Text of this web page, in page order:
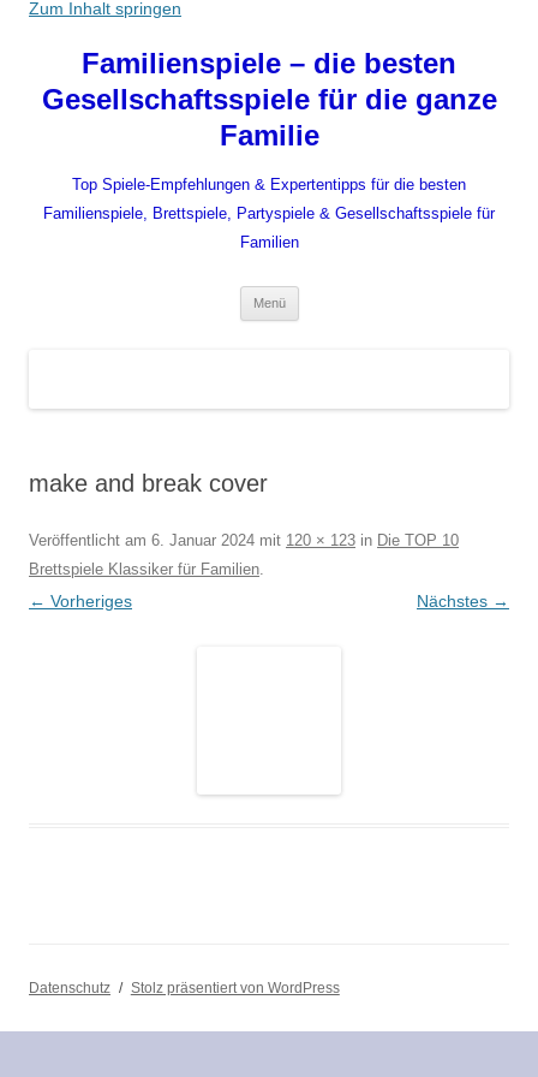
Zum Inhalt springen
Familienspiele – die besten
Gesellschaftsspiele für die ganze
Familie
Top Spiele-Empfehlungen & Expertentipps für die besten
Familienspiele, Brettspiele, Partyspiele & Gesellschaftsspiele für
Familien
Menü
make and break cover
Veröffentlicht am 6. Januar 2024 mit 120 × 123 in Die TOP 10
Brettspiele Klassiker für Familien.
← Vorheriges Nächstes →
Datenschutz Stolz präsentiert von WordPress